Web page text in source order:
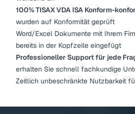
100% TISAX VDA ISA Konform-
wurden auf Konformität geprüft
Word/Excel Dokumente mit Ihrem
bereits in der Kopfzeile eingefügt
Professioneller Support für jede
erhalten Sie schnell fachkundige
Zeitlich unbeschränkte Nutzbarkeit